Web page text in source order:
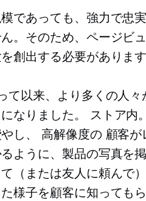
であっても、強力で忠
。そのため、ページビ
創出する必要がありま
て以来、より多くの人々
なりました。
ストア内
し、 高解像度の 顧客が
ように、製品の写真を
（または友人に頼んで
様子を顧客に知っても